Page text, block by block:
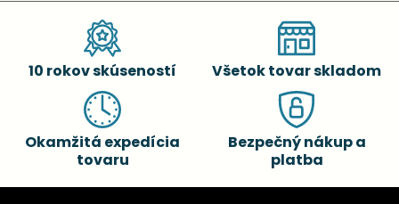
10 rokov skúseností Všetok tovar skladom
Okamžitá expedícia
tovaru
Bezpečný nákup a
platba